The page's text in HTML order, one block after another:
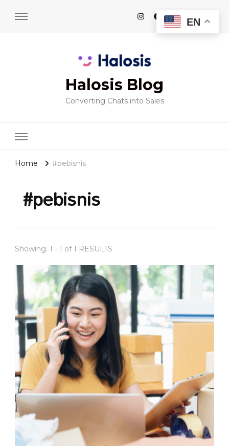
Halosis Blog
Converting Chats into Sales
Home #pebisnis
#pebisnis
Showing: 1 - 1 of 1 RESULTS
EN